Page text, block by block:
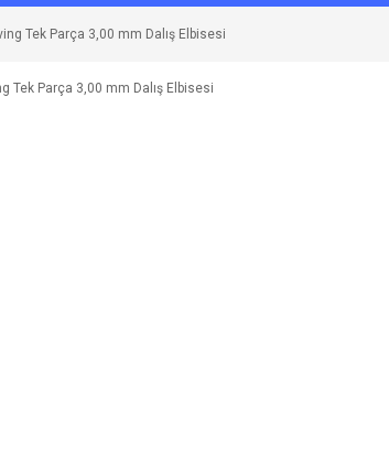
Tek Parça 3,00 mm Dalış Elbisesi